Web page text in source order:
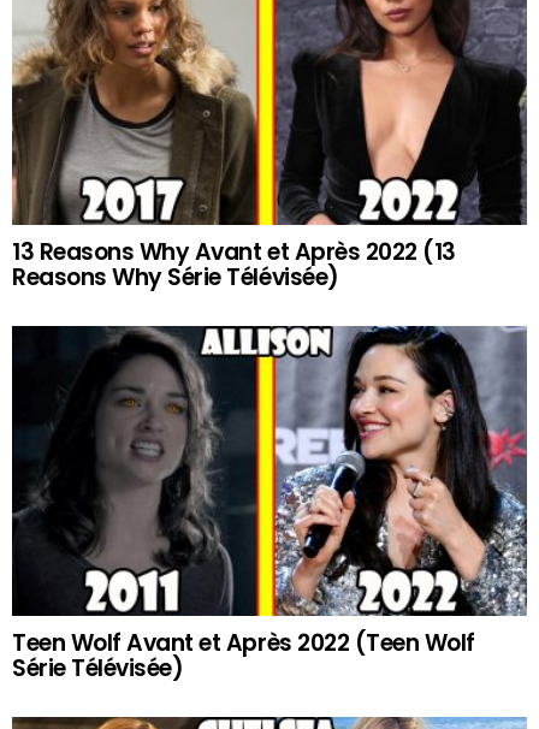
13 Reasons Why Avant et Après 2022 (13
Reasons Why Série Télévisée)
Teen Wolf Avant et Après 2022 (Teen Wolf
Série Télévisée)